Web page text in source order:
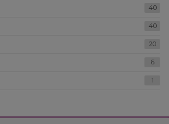
40
40
20
6
1